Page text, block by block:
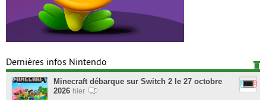
Dernières infos Nintendo
Minecraft débarque sur Switch 2 le 27 octobre
2026 hier